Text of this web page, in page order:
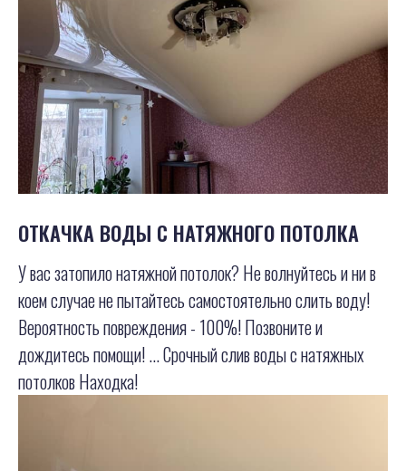
ОТКАЧКА ВОДЫ С НАТЯЖНОГО ПОТОЛКА
У вас затопило натяжной потолок? Не волнуйтесь и ни в
коем случае не пытайтесь самостоятельно слить воду!
Вероятность повреждения - 100%! Позвоните и
дождитесь помощи! ... Срочный слив воды с натяжных
потолков Находка!